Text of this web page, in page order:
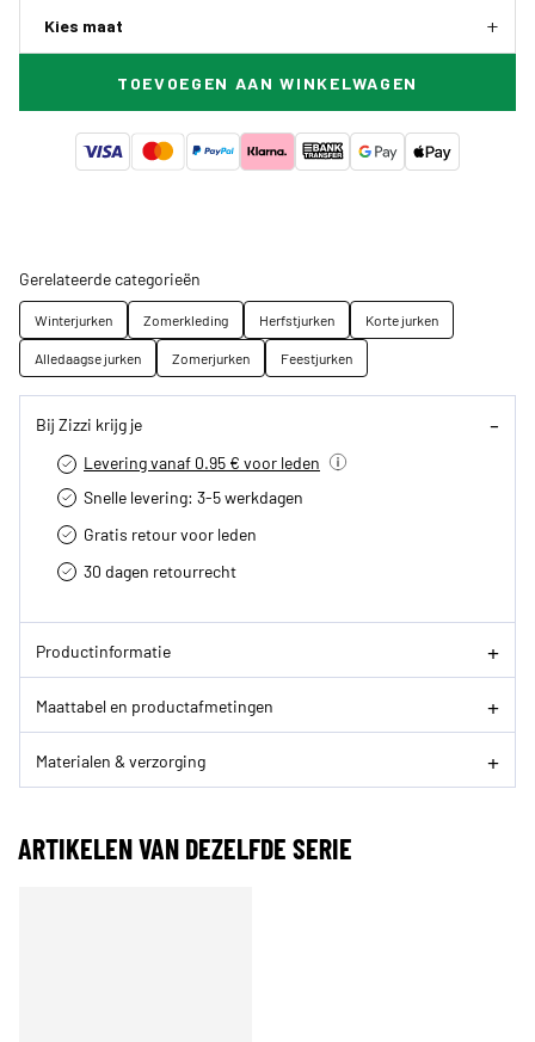
Kies maat
TOEVOEGEN AAN WINKELWAGEN
Gerelateerde categorieën
Winterjurken Zomerkleding Herfstjurken
Korte jurken
Alledaagse jurken
Zomerjurken Feestjurken
Bij Zizzi krijg je
Levering vanaf 0.95 € voor leden
Snelle levering: 3-5 werkdagen
Gratis retour voor leden
30 dagen retourrecht­
Productinformatie
Maattabel en productafmetingen
Materialen & verzorging
ARTIKELEN VAN DEZELFDE SERIE